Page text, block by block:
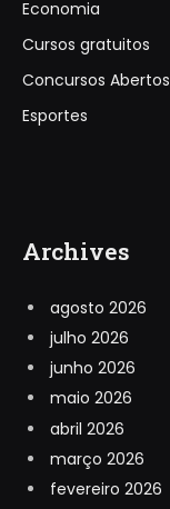
Economia
Cursos gratuitos
Concursos Abertos
Esportes
Archives
agosto 2026
julho 2026
junho 2026
maio 2026
abril 2026
março 2026
fevereiro 2026